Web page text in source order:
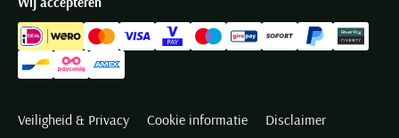
Veiligheid & Privacy Cookie informatie
Disclaimer